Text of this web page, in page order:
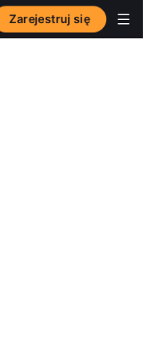
Zarejestruj się